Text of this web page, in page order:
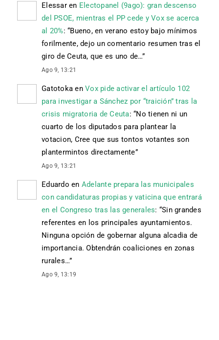
Elessaren Electopanel (9ago): gran descenso
del PSOE, mientras el PP cede y Vox se acerca
al 20%: “Bueno, en verano estoy bajo mínimos
forilmente, dejo un comentario resumen tras el
giro de Ceuta, que es uno de…”
Ago 9, 13:21
Gatotoka en Vox pide activar el artículo 102
para investigar a Sánchez por “traición” tras la
crisis migratoria de Ceuta: “No tienen ni un
cuarto de los diputados para plantear la
votacion, Cree que sus tontos votantes son
plantermintos directamente”
Ago 9, 13:21
Eduardo en Adelante prepara las municipales
con candidaturas propias y vaticina que entrará
en el Congreso tras las generales: “Sin grandes
referentes en los principales ayuntamientos.
Ninguna opción de gobernar alguna alcadia de
importancia. Obtendrán coaliciones en zonas
rurales…”
Ago 9, 13:19